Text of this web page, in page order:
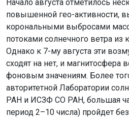
Начало августа отметилось
повышенной гео-активности,
корональными выбросами
потоками солнечного ветра из
Однако к 7-му августа эти
сходят на нет, и магнитосфера
фоновым значениям. Более
авторитетной Лаборатории
РАН и ИСЗФ СО РАН, большая
период 2–10 числа) пройдет